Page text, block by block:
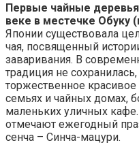
Первые чайные
веке в местечке Обуку
Японии существовала
чая, посвященный
заваривания. В
традиция не
торжественное
семьях и чайных домах,
маленьких уличных
отмечают ежегодный
сенча – Синча-мацури.